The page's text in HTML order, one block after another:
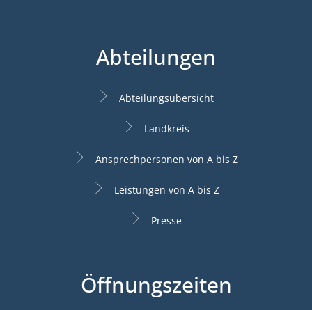
Abteilungen
Abteilungsübersicht
Landkreis
Ansprechpersonen von A bis Z
Leistungen von A bis Z
Presse
Öffnungszeiten